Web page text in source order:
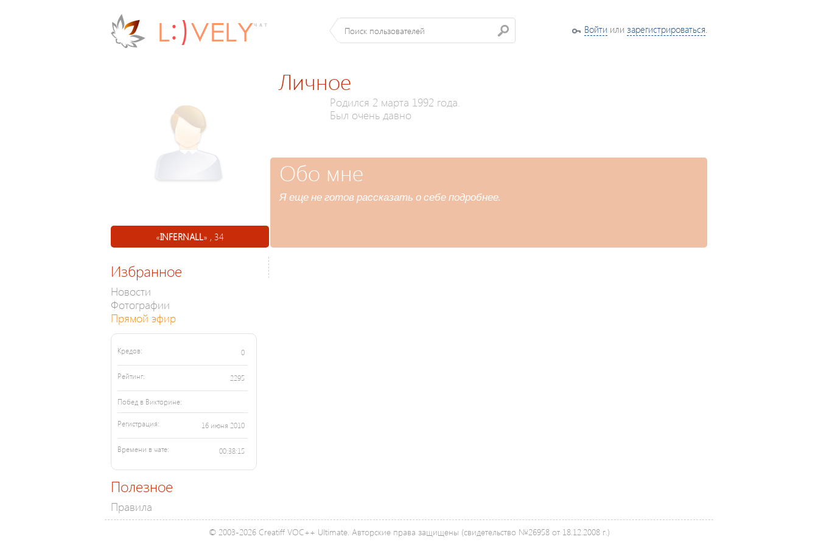
Войти или зарегистрироваться.
«INFERNALL» , 34
Личное
Родился 2 марта 1992 года.
Был очень давно
Обо мне
Я еще не готов рассказать о себе подробнее.
Избранное
Новости
Фотографии
Прямой эфир
Кредов: 0
Рейтинг: 2295
Побед в Викторине:
Регистрация: 16 июня 2010
Времени в чате: 00:38:15
Полезное
Правила
© 2003-2026 Creatiff VOC++ Ultimate. Авторские права защищены (свидетельство №26958 от 18.12.2008 г.)